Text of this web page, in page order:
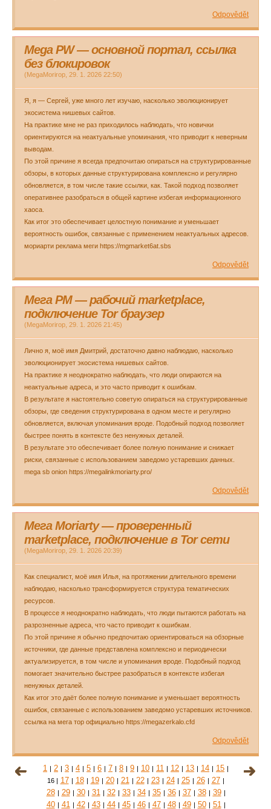
Odpovědět
Mega PW — основной портал, ссылка
без блокировок
(MegaMorirop 29. 1. 2026 22:50)
Я, я — Сергей, уже много лет изучаю, насколько эволюционирует
экосистема нишевых сайтов.
На практике мне не раз приходилось наблюдать, что новички
ориентируются на неактуальные упоминания, что приводит к неверным
выводам.
По этой причине я всегда предпочитаю опираться на структурированные
обзоры, в которых данные структурирована комплексно и регулярно
обновляется, в том числе такие ссылки, как. Такой подход позволяет
оперативнее разобраться в общей картине избегая информационного
хаоса.
Как итог это обеспечивает целостную понимание и уменьшает
вероятность ошибок, связанные с применением неактуальных адресов.
мориарти реклама меги https://mgmarket6at.sbs
Odpovědět
Мега PM — рабочий marketplace,
подключение Tor браузер
(MegaMorirop 29. 1. 2026 21:45)
Лично я, моё имя Дмитрий, достаточно давно наблюдаю, насколько
эволюционирует экосистема нишевых сайтов.
На практике я неоднократно наблюдать, что люди опираются на
неактуальные адреса, и это часто приводит к ошибкам.
В результате я настоятельно советую опираться на структурированные
обзоры, где сведения структурирована в одном месте и регулярно
обновляется, включая упоминания вроде. Подобный подход позволяет
быстрее понять в контексте без ненужных деталей.
В результате это обеспечивает более полную понимание и снижает
риски, связанные с использованием заведомо устаревших данных.
mega sb onion https://megalinkmoriarty.pro/
Odpovědět
Мега Moriarty — проверенный
marketplace, подключение в Tor сети
(MegaMorirop 29. 1. 2026 20:39)
Как специалист, моё имя Илья, на протяжении длительного времени
наблюдаю, насколько трансформируется структура тематических
ресурсов.
В процессе я неоднократно наблюдать, что люди пытаются работать на
разрозненные адреса, что часто приводит к ошибкам.
По этой причине я обычно предпочитаю ориентироваться на обзорные
источники, где данные представлена комплексно и периодически
актуализируется, в том числе и упоминания вроде. Подобный подход
помогает значительно быстрее разобраться в контексте избегая
ненужных деталей.
Как итог это даёт более полную понимание и уменьшает вероятность
ошибок, связанные с использованием заведомо устаревших источников.
ссылка на мега тор официально https://megazerkalo.cfd
Odpovědět
1 | 2 | 3 | 4 | 5 | 6 | 7 | 8 | 9 | 10 | 11 | 12 | 13 | 14 | 15 |
16 | 17 | 18 | 19 | 20 | 21 | 22 | 23 | 24 | 25 | 26 | 27 |
28 | 29 | 30 | 31 | 32 | 33 | 34 | 35 | 36 | 37 | 38 | 39 |
40 | 41 | 42 | 43 | 44 | 45 | 46 | 47 | 48 | 49 | 50 | 51 |